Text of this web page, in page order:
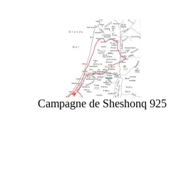
Campagne de Sheshonq 925